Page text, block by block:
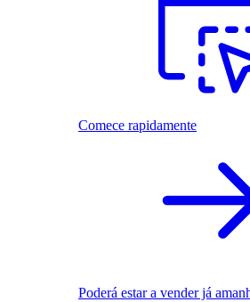
Comece rapidamente
Poderá estar a vender já